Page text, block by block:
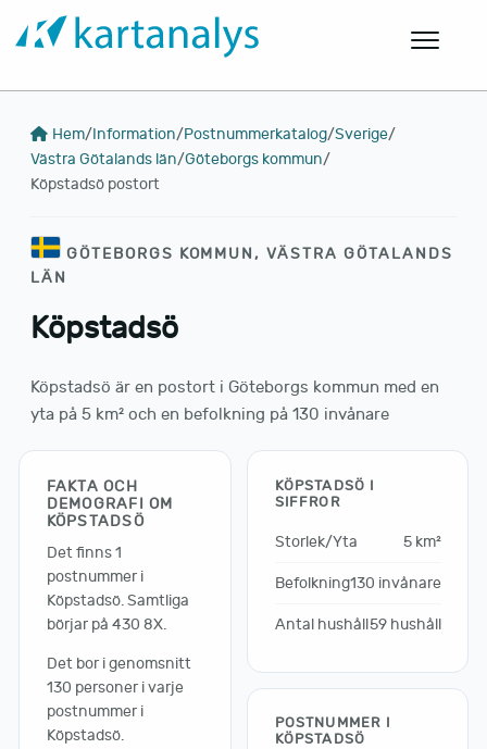
Hem/Information/Postnummerkatalog/Sverige/
Västra Götalands län/Göteborgs kommun/
Köpstadsö postort
GÖTEBORGS KOMMUN, VÄSTRA GÖTALANDS
LÄN
Köpstadsö
Köpstadsö är en postort i Göteborgs kommun med en
yta på 5 km² och en befolkning på 130 invånare
FAKTA OCH
DEMOGRAFI OM
KÖPSTADSÖ
Det finns 1
postnummer i
Köpstadsö. Samtliga
börjar på 430 8X.
Det bor i genomsnitt
130 personer i varje
postnummer i
Köpstadsö.
KÖPSTADSÖ I
SIFFROR
Storlek/Yta 5 km²
Befolkning130 invånare
Antal hushåll59 hushåll
POSTNUMMER I
KÖPSTADSÖ